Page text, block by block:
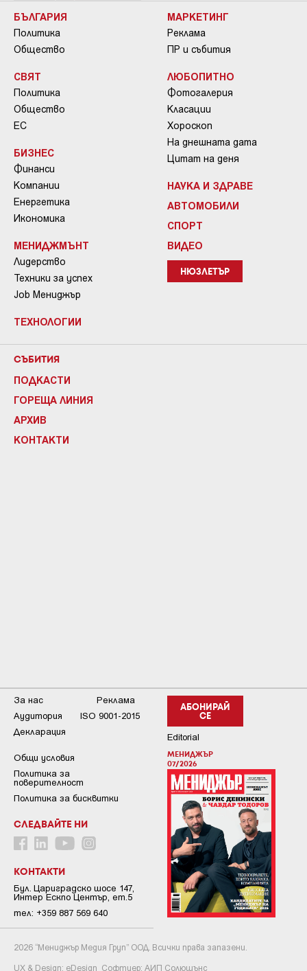
БЪЛГАРИЯ
Политика
Общество
СВЯТ
Политика
Общество
ЕС
БИЗНЕС
Финанси
Компании
Енергетика
Икономика
МЕНИДЖМЪНТ
Лидерство
Техники за успех
Job Мениджър
ТЕХНОЛОГИИ
МАРКЕТИНГ
Реклама
ПР и събития
ЛЮБОПИТНО
Фотогалерия
Класации
Хороскоп
На днешната дата
Цитат на деня
НАУКА И ЗДРАВЕ
АВТОМОБИЛИ
СПОРТ
ВИДЕО
НЮЗЛЕТЪР
СЪБИТИЯ
ПОДКАСТИ
ГОРЕЩА ЛИНИЯ
АРХИВ
КОНТАКТИ
АБОНИРАЙ
СЕ
Editorial
МЕНИДЖЪР
07/2026
За нас
Реклама
Аудитория
ISO 9001-2015
Декларация
Общи условия
Пoлитикa зa
пoвepитeлнocт
Политика за бисквитки
СЛЕДВАЙТЕ НИ
КОНТАКТИ
Бул. Цариградско шосе 147,
Интер Ескпо Център, ет.5
тел: +359 887 569 640
2026 “Мениджър Медия Груп” ООД. Всички права запазени.
UX & Design: eDesign Софтуер: АИП Солюшънс